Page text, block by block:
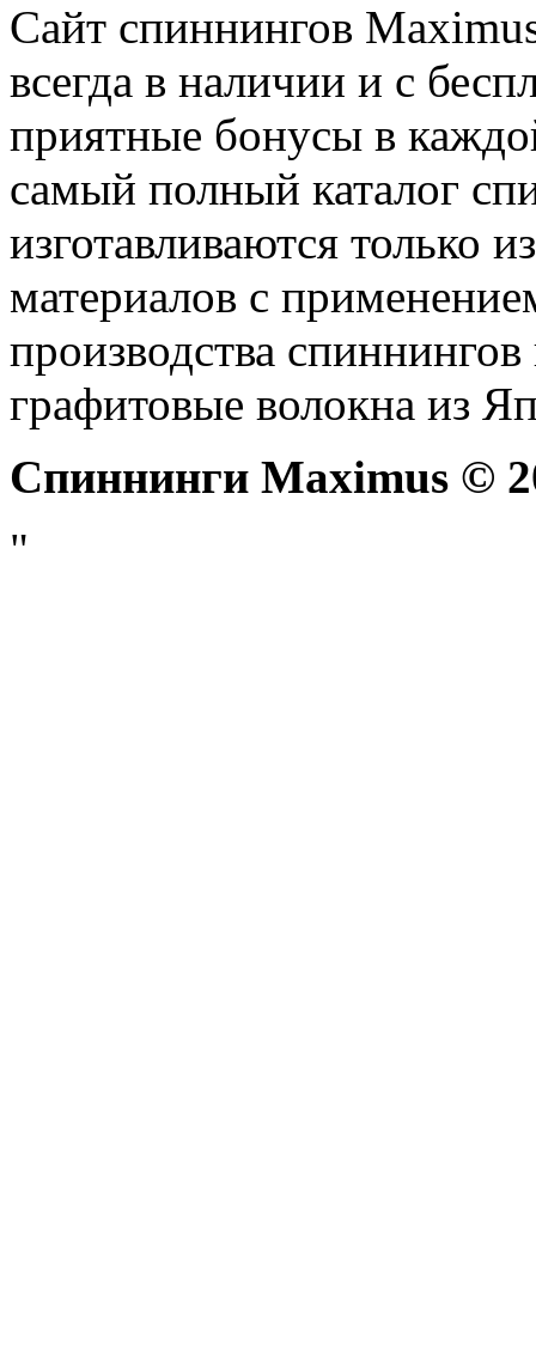
Cайт спиннингов
всегда в наличии и с
приятные бонусы в
самый полный каталог
изготавливаются только
материалов с
производства
графитовые волокна из
Спиннинги Maximus ©
"